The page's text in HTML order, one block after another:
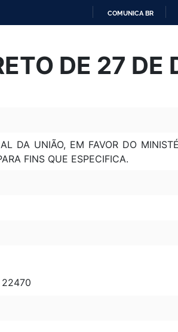
O
CONTEÚDO
COMUNICA BR
DE 27 DE
DA UNIÃO, EM FAVOR DO
FINS QUE ESPECIFICA.
22470